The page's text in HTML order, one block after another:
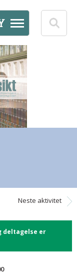
Neste aktivitet
deltagelse er